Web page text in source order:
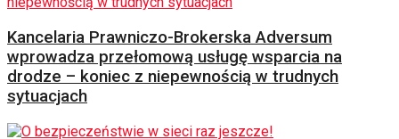
Kancelaria Prawniczo-Brokerska Adversum
wprowadza przełomową usługę wsparcia na
drodze – koniec z niepewnością w trudnych
sytuacjach